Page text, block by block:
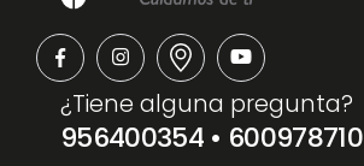
¿Tiene alguna pregunta?
956400354 • 600978710